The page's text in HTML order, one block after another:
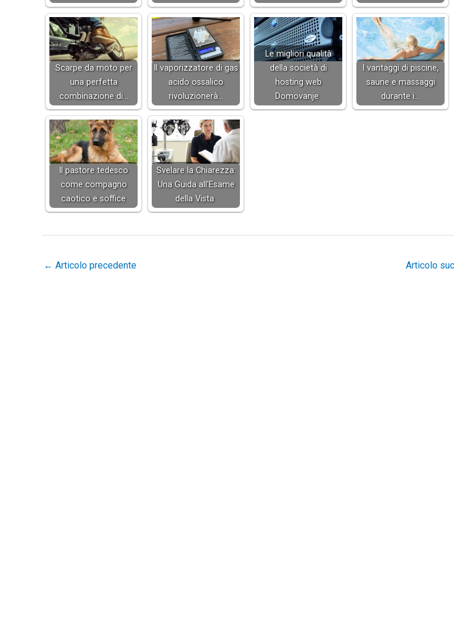
Scarpe da moto per
una perfetta
combinazione di…
Il vaporizzatore di gas
acido ossalico
rivoluzionerà…
Le migliori qualità
della società di
hosting web
Domovanje
I vantaggi di piscine,
saune e massaggi
durante i…
Il pastore tedesco
come compagno
caotico e soffice
Svelare la Chiarezza:
Una Guida all'Esame
della Vista
← Articolo precedente Articolo